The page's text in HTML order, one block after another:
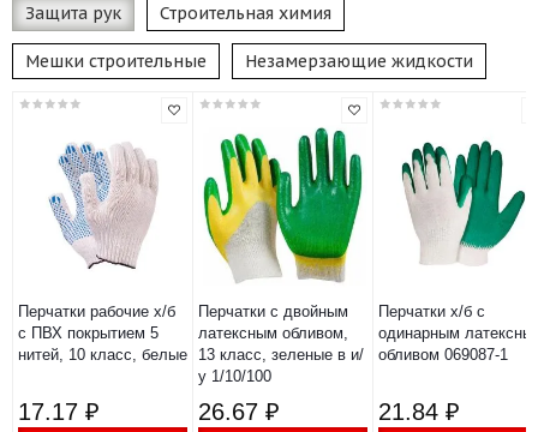
Защита рук Строительная химия
Мешки строительные Незамерзающие жидкости
Перчатки рабочие х/б
с ПВХ покрытием 5
нитей, 10 класс, белые
17.17 ₽
Перчатки с двойным
латексным обливом,
13 класс, зеленые в и/
у 1/10/100
26.67 ₽
Перчатки х/б с
одинарным
обливом 069087-1
21.84 ₽